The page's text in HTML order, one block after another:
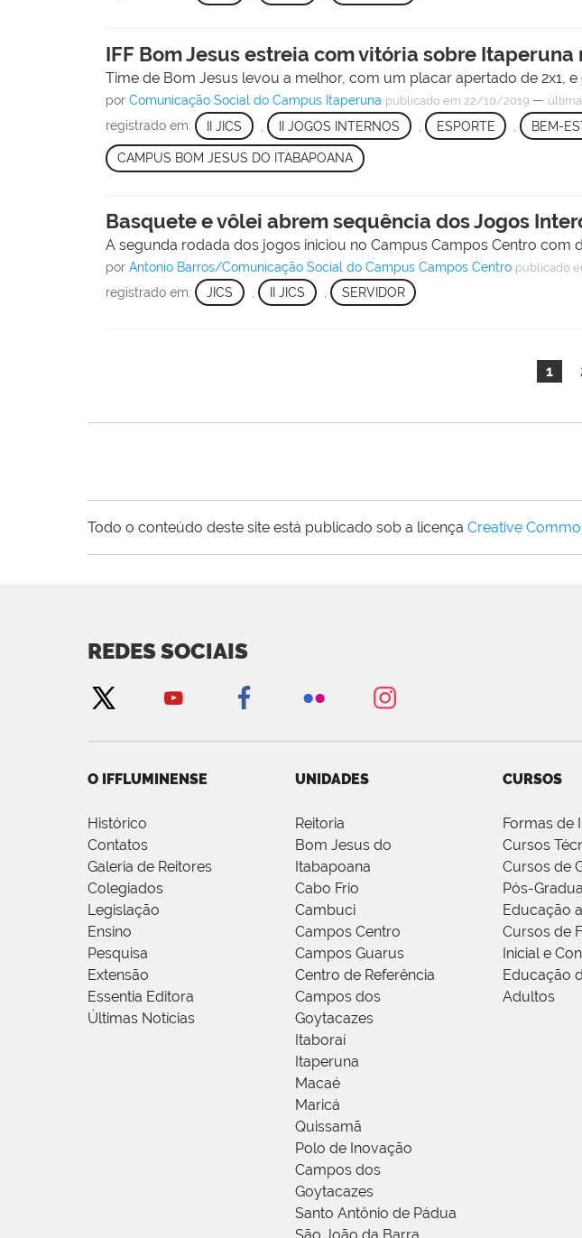
IFF Bom Jesus estreia com vitória sobre
Time de Bom Jesus levou a melhor, com um placar apertado de 2x1,
porComunicação Social do Campus Itaperuna publicado em 22/10/2019 —
registrado em: II JICS II JOGOS INTERNOS ESPORTE , BEM-
CAMPUS BOM JESUS DO ITABAPOANA
Basquete e vôlei abrem sequência dos Jogos
A segunda rodada dos jogos iniciou no Campus Campos Centro
porAntonio Barros/Comunicação Social do Campus Campos Centro publicado
registrado em: JICS II JICS SERVIDOR
1
Todo o conteúdo deste site está publicado sob a licença Creative
REDES SOCIAIS
O IFFLUMINENSE
Histórico
Contatos
Galeria de Reitores
Colegiados
Legislação
Ensino
Pesquisa
Extensão
Essentia Editora
Últimas Notícias
UNIDADES
Reitoria
Bom Jesus do
Itabapoana
Cabo Frio
Cambuci
Campos Centro
Campos Guarus
Centro de Referência
Campos dos
Goytacazes
Itaboraí
Itaperuna
Macaé
Maricá
Quissamã
Polo de Inovação
Campos dos
Goytacazes
Santo Antônio de Pádua
CURSOS
Formas de
Cursos
Cursos de
Pós-
Educação
Cursos de
Inicial e
Educação
Adultos